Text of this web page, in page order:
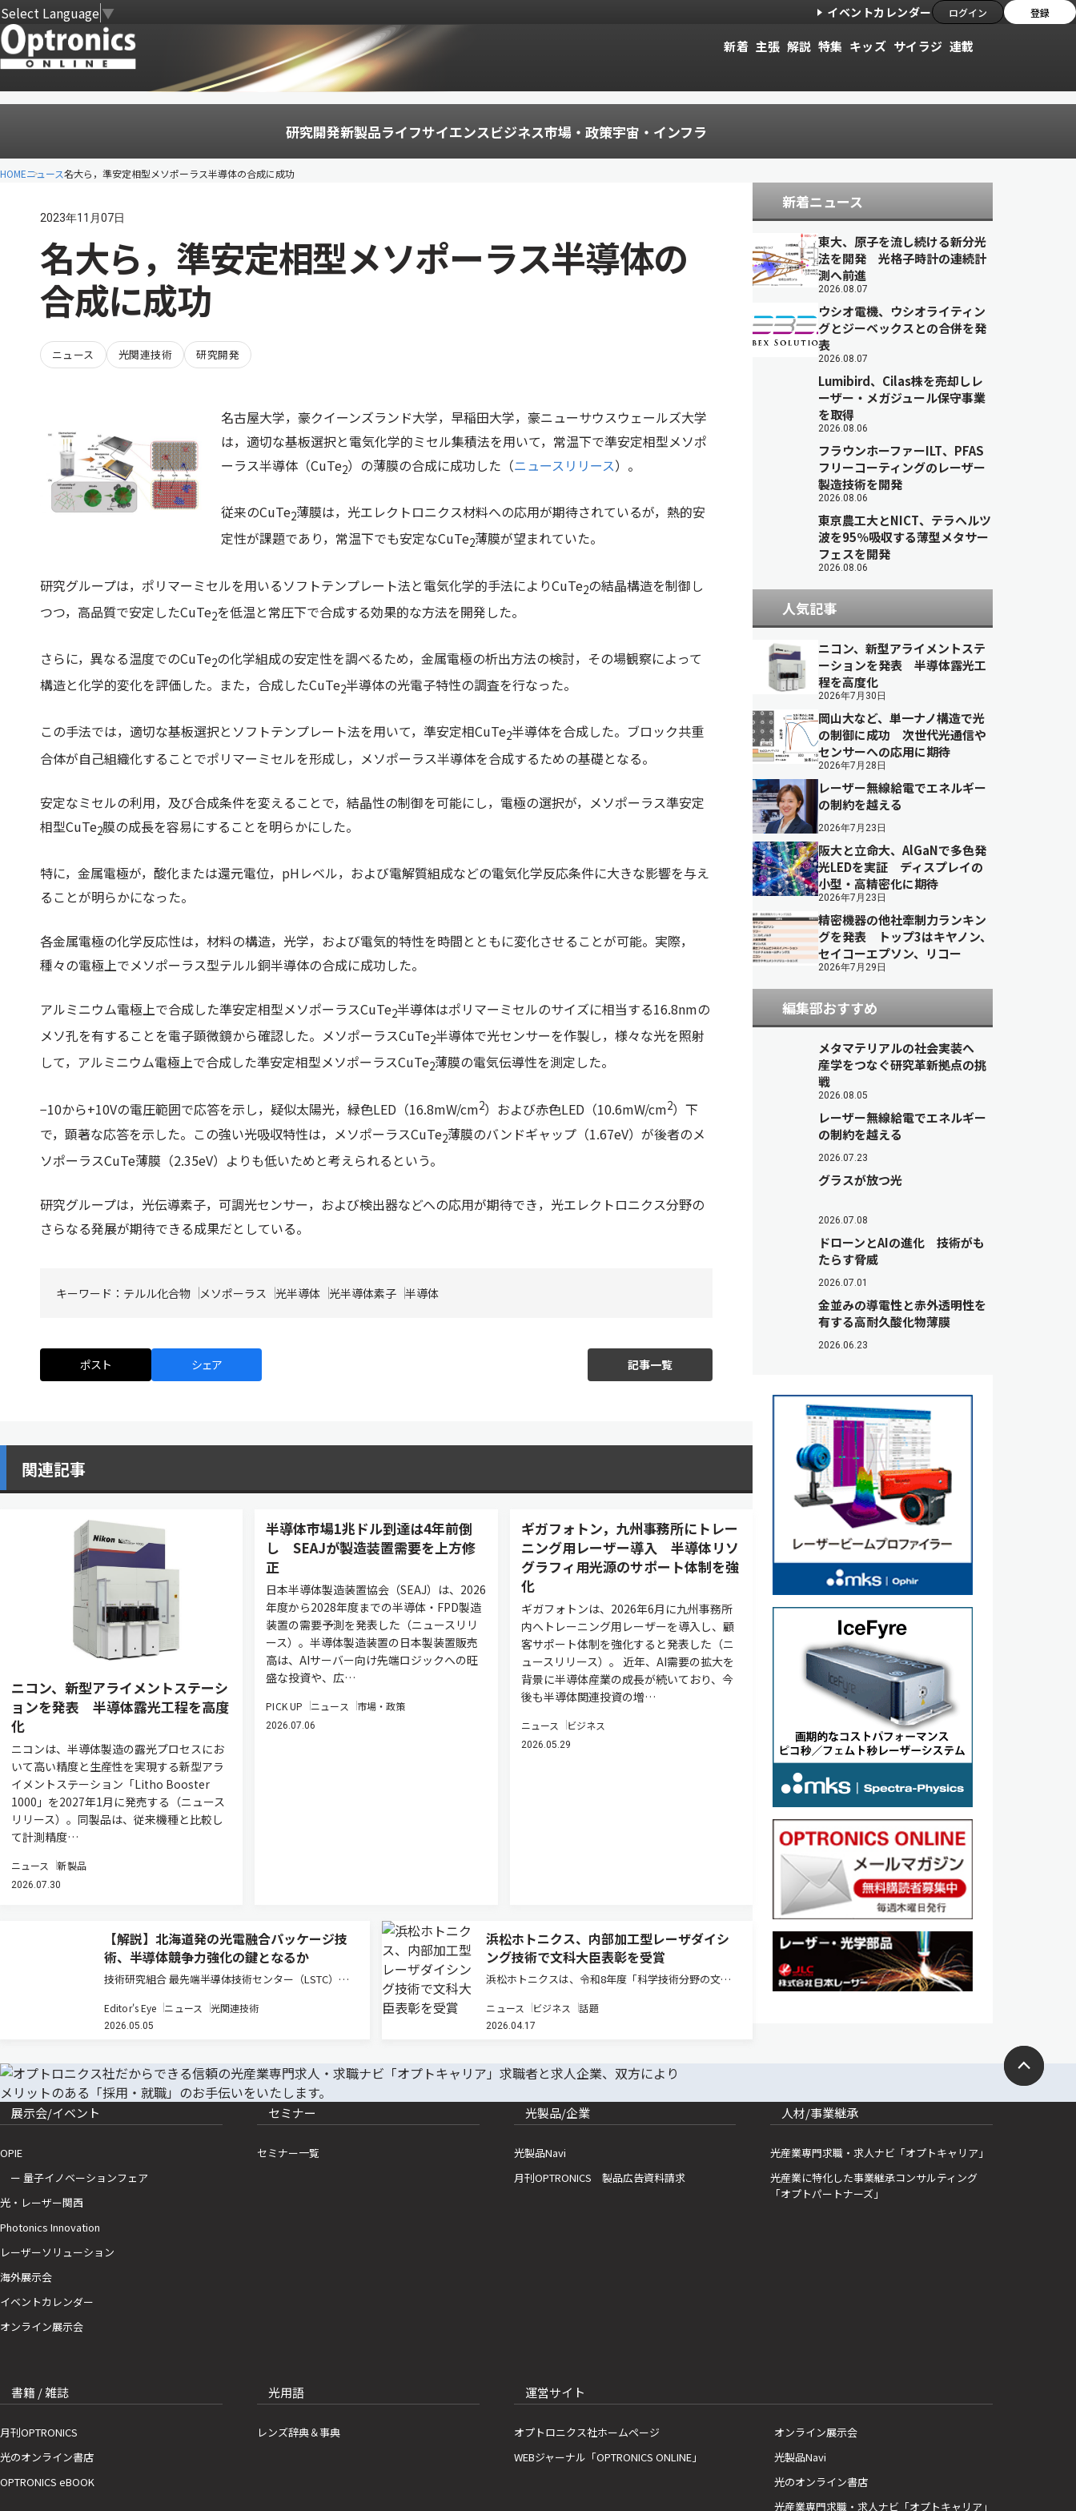
Select Language▼ イベントカレンダー ログイン 登録
新着 主張 解説 特集 キッズ サイラジ 連載
研究開発新製品ライフサイエンスビジネス市場・政策宇宙・インフラ
HOMEニュース名大ら，準安定相型メソポーラス半導体の合成に成功
2023年11月07日
名大ら，準安定相型メソポーラス半導体の
合成に成功
ニュース 光関連技術 研究開発
名古屋大学，豪クイーンズランド大学，早稲田大学，豪ニューサウスウェールズ大学
は，適切な基板選択と電気化学的ミセル集積法を用いて，常温下で準安定相型メソポ
ーラス半導体（CuTe2）の薄膜の合成に成功した（ニュースリリース）。
従来のCuTe2薄膜は，光エレクトロニクス材料への応用が期待されているが，熱的安
定性が課題であり，常温下でも安定なCuTe2薄膜が望まれていた。
研究グループは，ポリマーミセルを用いるソフトテンプレート法と電気化学的手法によりCuTe2の結晶構造を制御し
つつ，高品質で安定したCuTe2を低温と常圧下で合成する効果的な方法を開発した。
さらに，異なる温度でのCuTe2の化学組成の安定性を調べるため，金属電極の析出方法の検討，その場観察によって
構造と化学的変化を評価した。また，合成したCuTe2半導体の光電子特性の調査を行なった。
この手法では，適切な基板選択とソフトテンプレート法を用いて，準安定相CuTe2半導体を合成した。ブロック共重
合体が自己組織化することでポリマーミセルを形成し，メソポーラス半導体を合成するための基礎となる。
安定なミセルの利用，及び合成条件を変えることで，結晶性の制御を可能にし，電極の選択が，メソポーラス準安定
相型CuTe2膜の成長を容易にすることを明らかにした。
特に，金属電極が，酸化または還元電位，pHレベル，および電解質組成などの電気化学反応条件に大きな影響を与え
ることが明らかになった。
各金属電極の化学反応性は，材料の構造，光学，および電気的特性を時間とともに変化させることが可能。実際，
種々の電極上でメソポーラス型テルル銅半導体の合成に成功した。
アルミニウム電極上で合成した準安定相型メソポーラスCuTe2半導体はポリマーミセルのサイズに相当する16.8nmの
メソ孔を有することを電子顕微鏡から確認した。メソポーラスCuTe2半導体で光センサーを作製し，様々な光を照射
して，アルミニウム電極上で合成した準安定相型メソポーラスCuTe2薄膜の電気伝導性を測定した。
−10から+10Vの電圧範囲で応答を示し，疑似太陽光，緑色LED（16.8mW/cm2）および赤色LED（10.6mW/cm2）下
で，顕著な応答を示した。この強い光吸収特性は，メソポーラスCuTe2薄膜のバンドギャップ（1.67eV）が後者のメ
ソポーラスCuTe薄膜（2.35eV）よりも低いためと考えられるという。
研究グループは，光伝導素子，可調光センサー，および検出器などへの応用が期待でき，光エレクトロニクス分野の
さらなる発展が期待できる成果だとしている。
キーワード： テルル化合物 メソポーラス 光半導体 光半導体素子 半導体
ポスト シェア 記事一覧
関連記事
ニコン、新型アライメントステーシ
ョンを発表 半導体露光工程を高度
化
ニコンは、半導体製造の露光プロセスにお
いて高い精度と生産性を実現する新型アラ
イメントステーション「Litho Booster
1000」を2027年1月に発売する（ニュース
リリース）。同製品は、従来機種と比較し
て計測精度…
ニュース 新製品
2026.07.30
半導体市場1兆ドル到達は4年前倒
し SEAJが製造装置需要を上方修
正
日本半導体製造装置協会（SEAJ）は、2026
年度から2028年度までの半導体・FPD製造
装置の需要予測を発表した（ニュースリリ
ース）。半導体製造装置の日本製装置販売
高は、AIサーバー向け先端ロジックへの旺
盛な投資や、広…
PICK UP ニュース 市場・政策
2026.07.06
ギガフォトン，九州事務所にトレー
ニング用レーザー導入 半導体リソ
グラフィ用光源のサポート体制を強
化
ギガフォトンは、2026年6月に九州事務所
内へトレーニング用レーザーを導入し、顧
客サポート体制を強化すると発表した（ニ
ュースリリース）。 近年、AI需要の拡大を
背景に半導体産業の成長が続いており、今
後も半導体関連投資の増…
ニュース ビジネス
2026.05.29
【解説】北海道発の光電融合パッケージ技
術、半導体競争力強化の鍵となるか
技術研究組合 最先端半導体技術センター（LSTC）が
の半導体戦略において重要な転換点を示している。ポ
スト5G時代におけるデータ通信量の爆発的増大と電力
Editor's Eye ニュース 光関連技術
2026.05.05
浜松ホトニクス、内部加工型レーザダイシ
ング技術で文科大臣表彰を受賞
浜松ホトニクスは、令和8年度「科学技術分野の文部
「内部加工型レーザダイシング技術の開発」で受賞し
たと発表した（ニュースリリース）。 同表彰は、社会
ニュース ビジネス 話題
2026.04.17
新着ニュース
東大、原子を流し続ける新分光
法を開発 光格子時計の連続計
測へ前進
2026.08.07
ウシオ電機、ウシオライティン
グとジーベックスとの合併を発
表
2026.08.07
Lumibird、Cilas株を売却しレ
ーザー・メガジュール保守事業
を取得
2026.08.06
フラウンホーファーILT、PFAS
フリーコーティングのレーザー
製造技術を開発
2026.08.06
東京農工大とNICT、テラヘルツ
波を95％吸収する薄型メタサー
フェスを開発
2026.08.06
人気記事
ニコン、新型アライメントステ
ーションを発表 半導体露光工
程を高度化
2026年7月30日
岡山大など、単一ナノ構造で光
の制御に成功 次世代光通信や
センサーへの応用に期待
2026年7月28日
レーザー無線給電でエネルギー
の制約を越える
2026年7月23日
阪大と立命大、AlGaNで多色発
光LEDを実証 ディスプレイの
小型・高精密化に期待
2026年7月23日
精密機器の他社牽制力ランキン
グを発表 トップ3はキヤノン、
セイコーエプソン、リコー
2026年7月29日
編集部おすすめ
メタマテリアルの社会実装へ
産学をつなぐ研究革新拠点の挑
戦
2026.08.05
レーザー無線給電でエネルギー
の制約を越える
2026.07.23
グラスが放つ光
2026.07.08
ドローンとAIの進化 技術がも
たらす脅威
2026.07.01
金並みの導電性と赤外透明性を
有する高耐久酸化物薄膜
2026.06.23
展示会/イベント
OPIE
ー 量子イノベーションフェア
光・レーザー関西
Photonics Innovation
レーザーソリューション
海外展示会
イベントカレンダー
オンライン展示会
セミナー
セミナー一覧
光製品/企業
光製品Navi
月刊OPTRONICS 製品広告資料請求
人材/事業継承
光産業専門求職・求人ナビ「オプトキャリア」
光産業に特化した事業継承コンサルティング
「オプトパートナーズ」
書籍 / 雑誌
月刊OPTRONICS
光のオンライン書店
OPTRONICS eBOOK
光用語
レンズ辞典＆事典
運営サイト
オプトロニクス社ホームページ
WEBジャーナル「OPTRONICS ONLINE」
オンライン展示会
光製品Navi
光のオンライン書店
光産業専門求職・求人ナビ「オプトキャリア」